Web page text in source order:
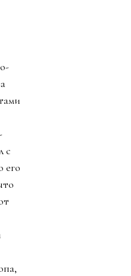
с
его